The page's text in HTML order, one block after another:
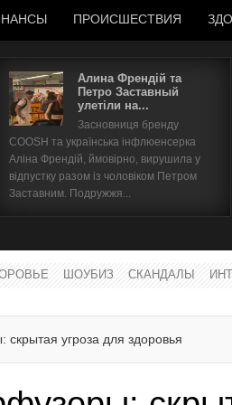
ПРОИСШЕСТВИЯ
Алина Френдій та
Петро Заставный
улетіли на...
Засновниця бренду
COOSH та українська інфлюенсерка
Аліна Френдій, ймовірно, вирушила у
відпустку разом із чоловіком Петром
Заставним. Подружжя...
ШОУБИЗ СКАНДАЛЫ
угроза для здоровья
Имя